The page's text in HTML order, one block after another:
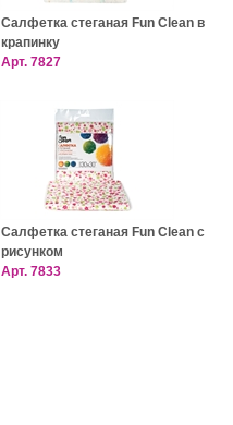
Салфетка стеганая Fun Clean в
крапинку
Арт. 7827
Салфетка стеганая Fun Clean с
рисунком
Арт. 7833